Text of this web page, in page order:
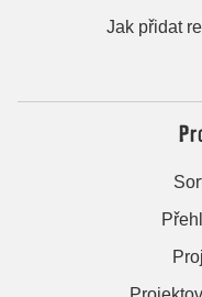
Jak přidat